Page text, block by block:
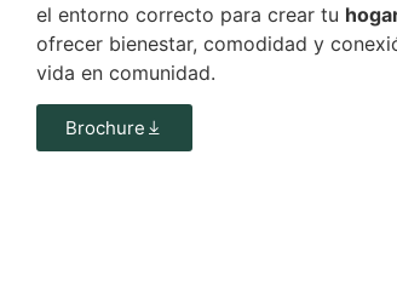
el entorno correcto para crear tu
ofrecer bienestar, comodidad y
vida en comunidad.
Brochure